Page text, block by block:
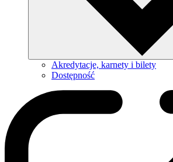
Akredytacje, karnety i bilety
Dostępność